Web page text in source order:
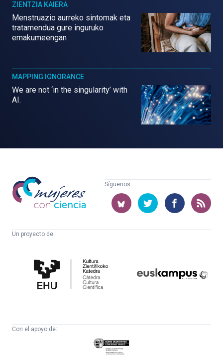
ZIENTZIA KAIERA
Menstruazio aurreko sintomak eta
tratamendua gure inguruko
emakumeengan
MAPPING IGNORANCE
We are not ‘in the singularity’ with
AI.
Mujeres
con
ciencia
Síguenos:
Un proyecto de:
Cultura
Científica
Con el apoyo de:
Eusko
Jaurlaritza